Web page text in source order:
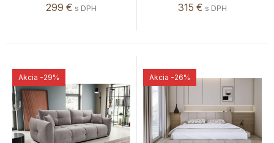
299 € s DPH 315 € s DPH
Akcia -29% Akcia -26%